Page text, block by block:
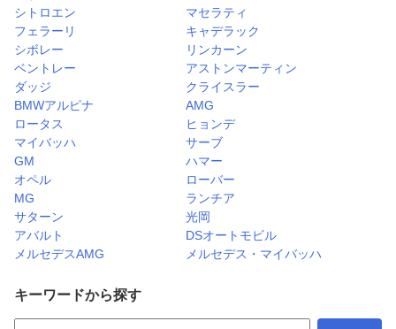
シトロエン
マセラティ
フェラーリ
キャデラック
シボレー
リンカーン
ベントレー
アストンマーティン
ダッジ
クライスラー
BMWアルピナ
AMG
ロータス
ヒョンデ
マイバッハ
サーブ
GM
ハマー
オペル
ローバー
MG
ランチア
サターン
光岡
アバルト
DSオートモビル
メルセデスAMG
メルセデス・マイバッハ
キーワードから探す